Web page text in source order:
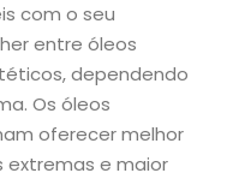
com o seu
entre óleos
dependendo
Os óleos
oferecer melhor
e maior